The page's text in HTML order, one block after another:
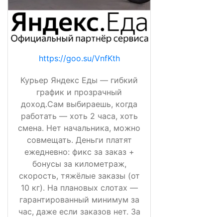
https://goo.su/VnfKth
Курьер Яндекс Еды — гибкий
график и прозрачный
доход.Сам выбираешь, когда
работать — хоть 2 часа, хоть
смена. Нет начальника, можно
совмещать. Деньги платят
ежедневно: фикс за заказ +
бонусы за километраж,
скорость, тяжёлые заказы (от
10 кг). На плановых слотах —
гарантированный минимум за
час, даже если заказов нет. За